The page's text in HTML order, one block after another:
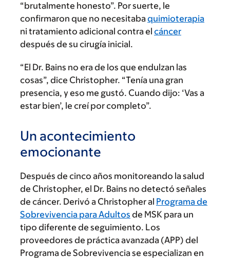
“brutalmente honesto”. Por suerte, le
confirmaron que no necesitabaquimioterapia
ni tratamiento adicional contra el cáncer
después de su cirugía inicial.
“El Dr. Bains no era de los que endulzan las
cosas”, dice Christopher. “Tenía una gran
presencia, y eso me gustó. Cuando dijo: ‘Vas a
estar bien’, le creí por completo”.
Un acontecimiento
emocionante
Después de cinco años monitoreando la salud
de Christopher, el Dr. Bains no detectó señales
de cáncer. Derivó a Christopher al Programa de
Sobrevivencia para Adultos de MSK para un
tipo diferente de seguimiento. Los
proveedores de práctica avanzada (APP) del
Programa de Sobrevivencia se especializan en